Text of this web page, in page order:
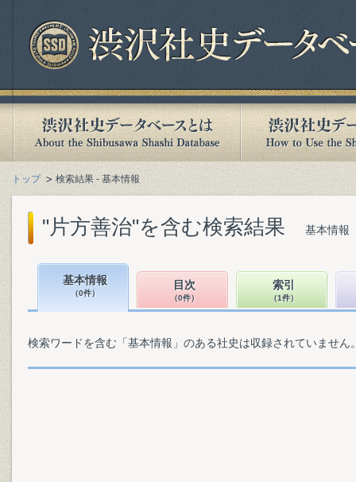
トップ 検索結果 - 基本情報
"片方善治"を含む検索結果 基本情報
基本情報
（0件）
目次
（0件）
索引
（1件）
検索ワードを含む「基本情報」のある社史は収録されていません